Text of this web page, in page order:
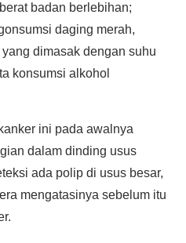
badan berlebihan;
daging merah,
dimasak dengan suhu
konsumsi alkohol
ini pada awalnya
dalam dinding usus
ada polip di usus besar,
mengatasinya sebelum itu